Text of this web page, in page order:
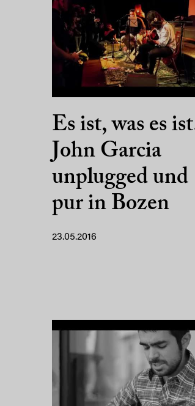
Es ist, was es
John Garcia
unplugged und
pur in Bozen
23.05.2016